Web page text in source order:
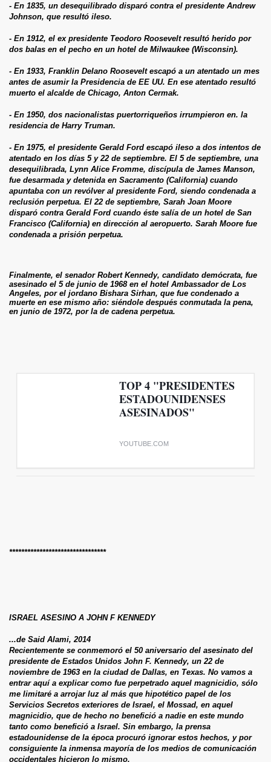
- En 1835, un desequilibrado disparó contra el presidente Andrew
Johnson, que resultó ileso.
- En 1912, el ex presidente Teodoro Roosevelt resultó herido por
dos balas en el pecho en un hotel de Milwaukee (Wisconsin).
- En 1933, Franklin Delano Roosevelt escapó a un atentado un mes
antes de asumir la Presidencia de EE UU. En ese atentado resultó
muerto el alcalde de Chicago, Anton Cermak.
- En 1950, dos nacionalistas puertorriqueños irrumpieron en. la
residencia de Harry Truman.
- En 1975, el presidente Gerald Ford escapó ileso a dos intentos de
atentado en los días 5 y 22 de septiembre. El 5 de septiembre, una
desequilibrada, Lynn Alice Fromme, discípula de James Manson,
fue desarmada y detenida en Sacramento (California) cuando
apuntaba con un revólver al presidente Ford, siendo condenada a
reclusión perpetua. El 22 de septiembre, Sarah Joan Moore
disparó contra Gerald Ford cuando éste salía de un hotel de San
Francisco (California) en dirección al aeropuerto. Sarah Moore fue
condenada a prisión perpetua.
Finalmente, el senador Robert Kennedy, candidato demócrata, fue
asesinado el 5 de junio de 1968 en el hotel Ambassador de Los
Angeles, por el jordano Bishara Sirhan, que fue condenado a
muerte en ese mismo año: siéndole después conmutada la pena,
en junio de 1972, por la de cadena perpetua.
TOP 4 "PRESIDENTES
ESTADOUNIDENSES
ASESINADOS"
YOUTUBE.COM
********************************
ISRAEL ASESINO A JOHN F KENNEDY
...de Said Alami, 2014
Recientemente se conmemoró el 50 aniversario del asesinato del
presidente de Estados Unidos John F. Kennedy, un 22 de
noviembre de 1963 en la ciudad de Dallas, en Texas. No vamos a
entrar aquí a explicar como fue perpetrado aquel magnicidio, sólo
me limitaré a arrojar luz al más que hipotético papel de los
Servicios Secretos exteriores de Israel, el Mossad, en aquel
magnicidio, que de hecho no benefició a nadie en este mundo
tanto como benefició a Israel. Sin embargo, la prensa
estadounidense de la época procuró ignorar estos hechos, y por
consiguiente la inmensa mayoría de los medios de comunicación
occidentales hicieron lo mismo.